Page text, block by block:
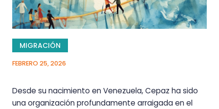
MIGRACIÓN
FEBRERO 25, 2026
Desde su nacimiento en Venezuela, Cepaz ha sido
una organización profundamente arraigada en el